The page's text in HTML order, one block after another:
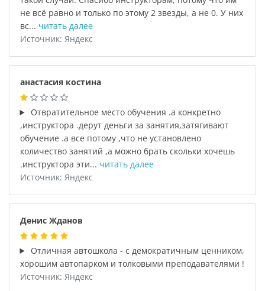
не всë равно и только по этому 2 звезды, а не 0. У них
вс... читать далее
Источник: Яндекс
анастасия костина
Отвратительное место обучения .а конкретно
,инструктора .дерут деньги за занятия,затягивают
обучение .а все потому ,что не установлено
количество занятий ,а можно брать скольки хочешь
.инструктора эти... читать далее
Источник: Яндекс
Денис Жданов
Отличная автошкола - с демократичным ценником,
хорошим автопарком и толковыми преподавателями !
Источник: Яндекс